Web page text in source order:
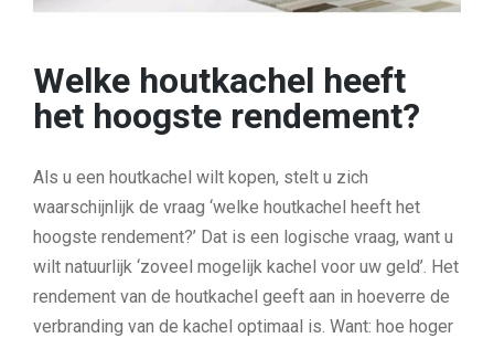
Welke houtkachel heeft
het hoogste rendement?
Als u een houtkachel wilt kopen, stelt u zich
waarschijnlijk de vraag ‘welke houtkachel heeft het
hoogste rendement?’ Dat is een logische vraag, want u
wilt natuurlijk ‘zoveel mogelijk kachel voor uw geld’. Het
rendement van de houtkachel geeft aan in hoeverre de
verbranding van de kachel optimaal is. Want: hoe hoger